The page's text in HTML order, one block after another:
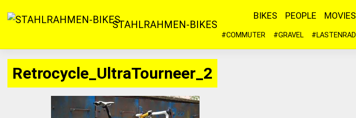
Inhalt
STAHLRAHMEN-BIKES
BIKES PEOPLE MOVIES
#COMMUTER #GRAVEL #LASTENRAD
Retrocycle_UltraTourneer_2